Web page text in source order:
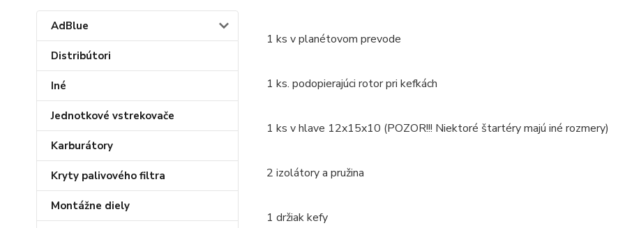
AdBlue
Distribútori
Iné
Jednotkové vstrekovače
Karburátory
Kryty palivového filtra
Montážne diely
1 ks v planétovom prevode
1 ks. podopierajúci rotor pri kefkách
1 ks v hlave 12x15x10 (POZOR!!! Niektoré štartéry majú iné rozmery)
2 izolátory a pružina
1 držiak kefy